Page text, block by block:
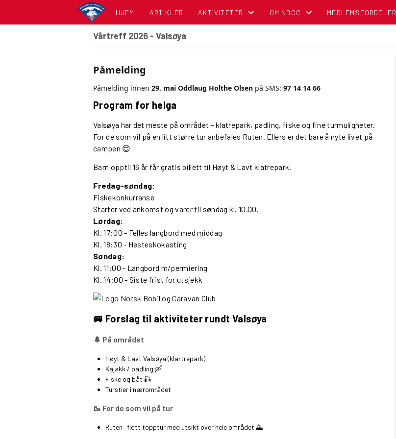
HJEM ARTIKLER AKTIVITETER OM NBCC
TIPS OG RÅD
NBCC I MEDIA
MEDLEMSFORDELER
Vårtreff 2026 - Valsøya
Påmelding
Påmelding innen 29. mai Oddlaug Holthe Olsen på SMS: 97 14 14 66
Program for helga
Valsøya har det meste på området – klatrepark, padling, fiske og fine turmuligheter.
For de som vil på en litt større tur anbefales Ruten. Ellers er det bare å nyte livet på
campen 😊
Barn opptil 16 år får gratis billett til Høyt & Lavt klatrepark.
Fredag-søndag:
Fiskekonkurranse
Starter ved ankomst og varer til søndag kl. 10.00.
Lørdag:
Kl. 17:00 - Felles langbord med middag
Kl. 18:30 - Hesteskokasting
Søndag:
Kl. 11:00 - Langbord m/permiering
Kl. 14:00 - Siste frist for utsjekk
🚐 Forslag til aktiviteter rundt Valsøya
🌲 På området
Høyt & Lavt Valsøya (klartrepark)
Kajakk / padling 🛶
Fiske og båt 🎣
Turstier i nærområdet
🥾 For de som vil på tur
Ruten– flott topptur med utsikt over hele området 🌄